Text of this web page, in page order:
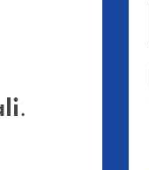
filiali .
.